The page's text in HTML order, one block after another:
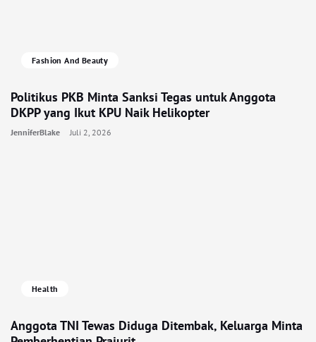
Fashion And Beauty
Politikus PKB Minta Sanksi Tegas untuk Anggota
DKPP yang Ikut KPU Naik Helikopter
JenniferBlake Juli 2, 2026
Health
Anggota TNI Tewas Diduga Ditembak, Keluarga Minta